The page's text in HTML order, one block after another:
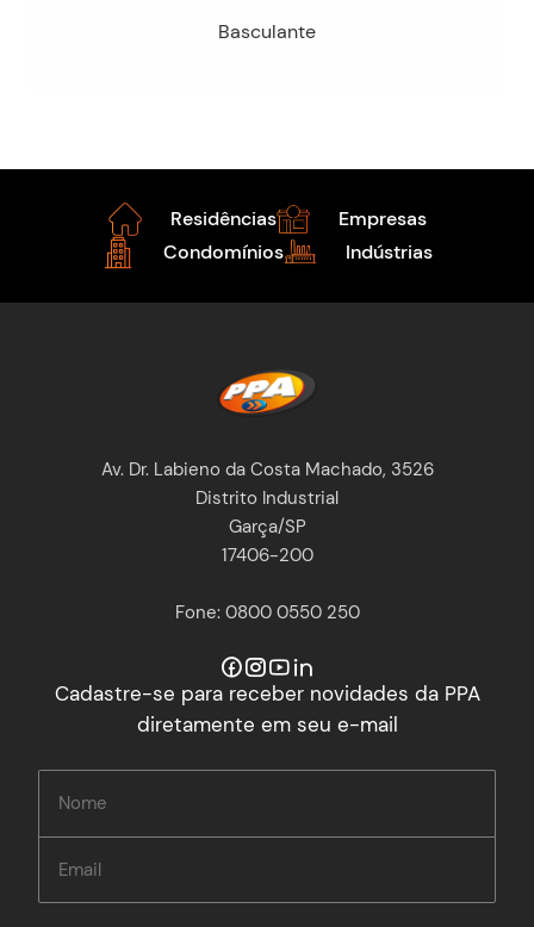
Basculante
Residências
Empresas
Condomínios
Indústrias
Av. Dr. Labieno da Costa Machado, 3526
Distrito Industrial
Garça/SP
17406-200
Fone: 0800 0550 250
Cadastre-se para receber novidades da PPA
diretamente em seu e-mail